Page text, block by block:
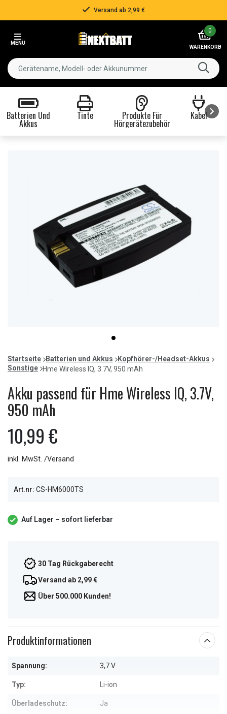
Versand ab 2,99 €
MENÜ
0
WARENKORB
Batterien Und
Akkus
Tinte Produkte Für
Hörgerätezubehör
Kabel
item
0
of
1
Startseite Batterien und Akkus
Kopfhörer-/Headset-Akkus
Sonstige
Hme Wireless IQ, 3.7V, 950 mAh
Akku passend für Hme Wireless IQ, 3.7V,
950 mAh
10,99 €
inkl. MwSt. /Versand
Art.nr: CS-HM6000TS
Auf Lager – sofort lieferbar
30 Tag Rückgaberecht
Versand ab 2,99 €
Über 500.000 Kunden!
Produktinformationen
Spannung: 3,7 V
Typ: Li-ion
Überladeschutz: Ja